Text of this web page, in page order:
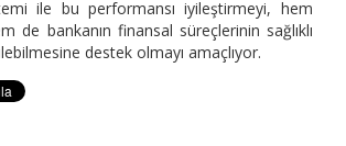
ile bu performansı iyileştirmeyi, hem
de bankanın finansal süreçlerinin sağlıklı
destek olmayı amaçlıyor.